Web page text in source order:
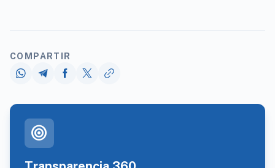
COMPARTIR
target